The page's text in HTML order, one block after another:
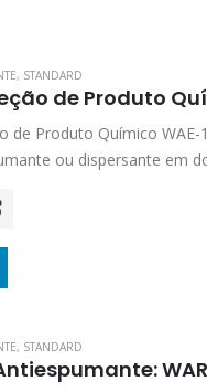
, STANDARD
de Produto
de Produto Químico
ou dispersante em
, STANDARD